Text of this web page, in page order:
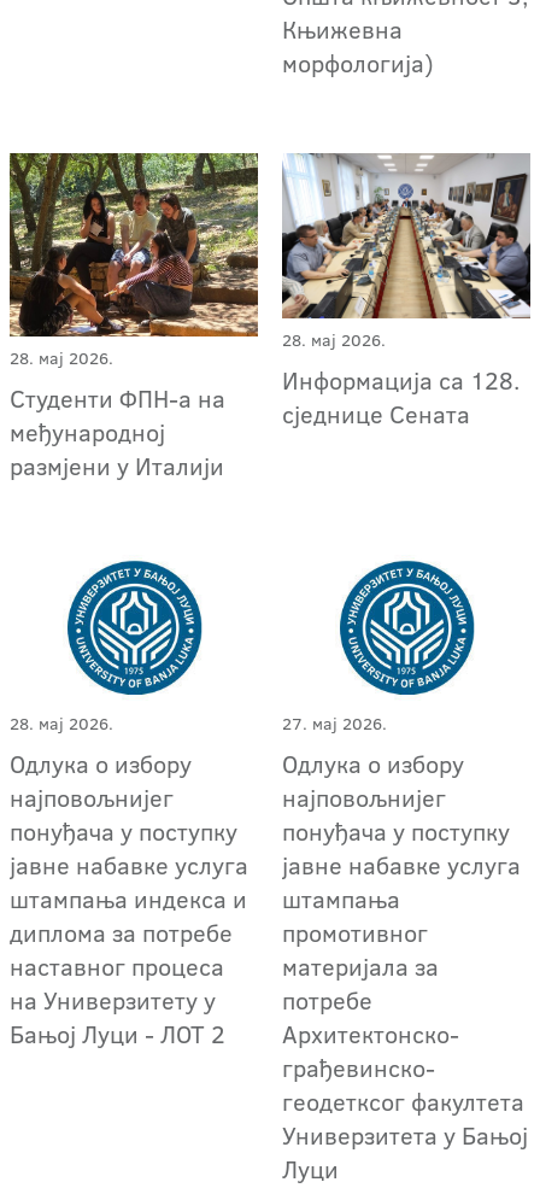
Књижевна
морфологија)
28. мај 2026.
Студенти ФПН-а на
међународној
размјени у Италији
28. мај 2026.
Информација са 128.
сједнице Сената
28. мај 2026.
Одлука о избору
најповољнијег
понуђача у поступку
јавне набавке услуга
штампања индекса и
диплома за потребе
наставног процеса
на Универзитету у
Бањој Луци - ЛОТ 2
27. мај 2026.
Oдлука о избору
најповољнијег
понуђача у поступку
јавне набавке услугa
штампања
промотивног
материјала за
потребе
Архитектонско-
грађевинско-
геодетксог факултета
Универзитета у Бањој
Луци